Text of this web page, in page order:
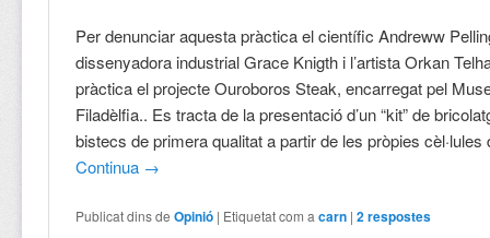
Per denunciar aquesta pràctica el científic Andreww
dissenyadora industrial Grace Knigth i l’artista Orkan
pràctica el projecte Ouroboros Steak, encarregat pel
Filadèlfia.. Es tracta de la presentació d’un “kit” de
bistecs de primera qualitat a partir de les pròpies cèl·lules
Continua →
Publicat dins de Opinió | Etiquetat com a carn |2respostes